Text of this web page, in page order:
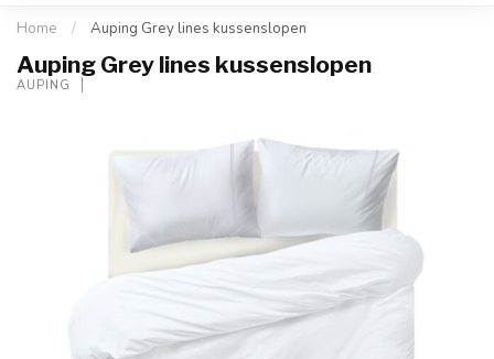
Home / Auping Grey lines kussenslopen
Auping Grey lines kussenslopen
AUPING